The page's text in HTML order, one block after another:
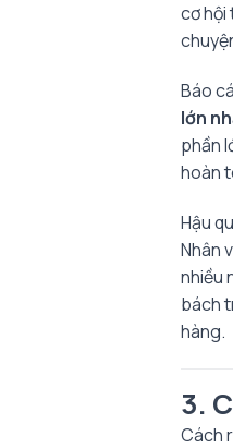
cơ hội
Báo
lớn
phần
hoàn
Hậu
Nhân
nhiều
bách
hàng.
3.
Cách